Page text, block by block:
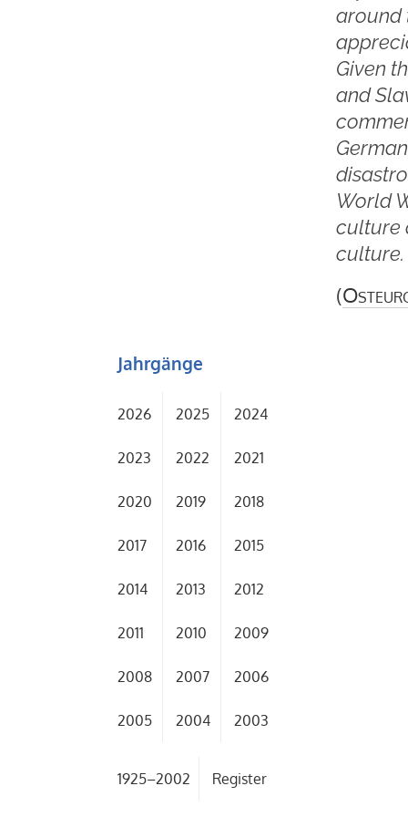
around
Given
and
World
culture
culture.
(
Jahrgänge
2026 2025 2024
2023 2022 2021
2020 2019 2018
2017 2016 2015
2014 2013 2012
2011 2010 2009
2008 2007 2006
2005 2004 2003
1925–2002 Register